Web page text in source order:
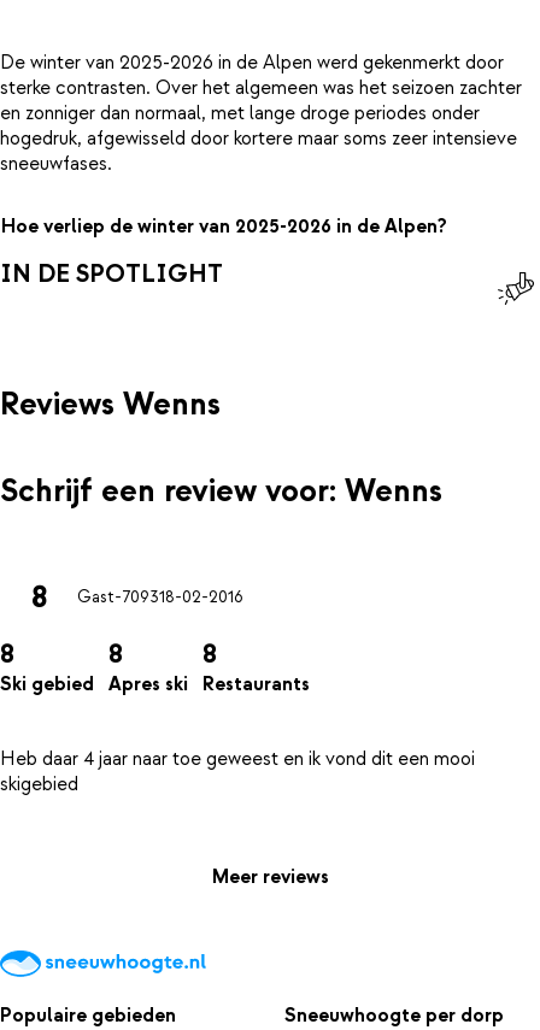
De winter van 2025-2026 in de Alpen werd gekenmerkt door
sterke contrasten. Over het algemeen was het seizoen zachter
en zonniger dan normaal, met lange droge periodes onder
hogedruk, afgewisseld door kortere maar soms zeer intensieve
sneeuwfases.
Hoe verliep de winter van 2025-2026 in de Alpen?
IN DE SPOTLIGHT
Reviews Wenns
Schrijf een review voor: Wenns
8 Gast-709318-02-2016
8
Ski gebied
8
Apres ski
8
Restaurants
Heb daar 4 jaar naar toe geweest en ik vond dit een mooi
skigebied
Meer reviews
Populaire gebieden Sneeuwhoogte per dorp